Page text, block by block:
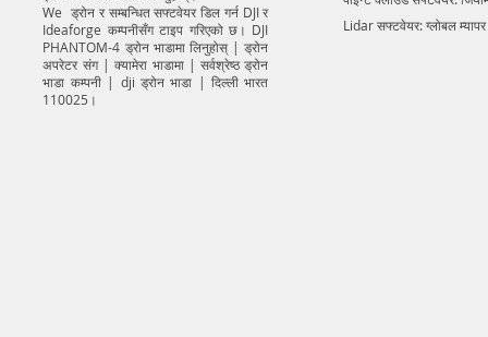
We ड्रोन र सम्बन्धित सफ्टवेयर डिल गर्न DJI र
Ideaforge कम्पनीसँग टाइप गरिएको छ। DJI
PHANTOM-4 ड्रोन भाडामा लिनुहोस् | ड्रोन
अपरेटर संग | क्यामेरा भाडामा | सर्वश्रेष्ठ ड्रोन
भाडा कम्पनी | dji ड्रोन भाडा | दिल्ली भारत
110025।
Lidar सफ्टवेयर: ग्लोबल